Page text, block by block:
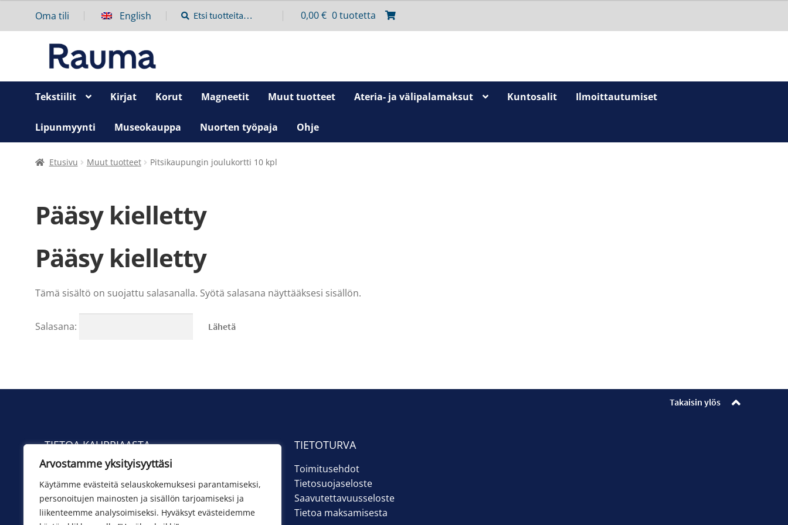
Arvostamme yksityisyyttäsi
Käytämme evästeitä selauskokemuksesi parantamiseksi,
personoitujen mainosten ja sisällön tarjoamiseksi ja
liikenteemme analysoimiseksi. Hyväksyt evästeidemme
Oma tili English Etsi:
Haku 0,00€ 0 tuotetta
Tekstiilit Kirjat Korut Magneetit Muut tuotteet Ateria- ja välipalamaksut Kuntosalit Ilmoittautumiset
Lipunmyynti Museokauppa Nuorten työpaja Ohje
Etusivu Muut tuotteet Pitsikaupungin joulukortti 10 kpl
Pääsy kielletty
Pääsy kielletty
Tämä sisältö on suojattu salasanalla. Syötä salasana näyttääksesi sisällön.
Salasana:
Takaisin ylös
TIETOA KAUPPIAASTA
Yhteystiedot
Toimituskulut
TIETOTURVA
Toimitusehdot
Tietosuojaseloste
Saavutettavuusseloste
Tietoa maksamisesta